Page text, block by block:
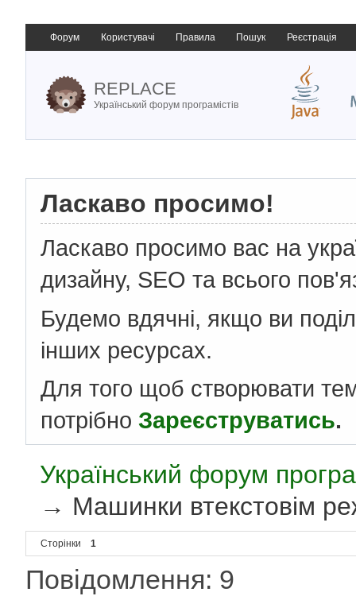
Форум Користувачі Правила Пошук Реєстрація
REPLACE
Український форум програмістів
Ласкаво просимо!
Ласкаво просимо вас на
дизайну, SEO та всього
Будемо вдячні, якщо ви
інших ресурсах.
Для того щоб створювати
потрібно Зареєструватись.
Український форум
→ Машинки втекстовім
Сторінки 1
Повідомлення: 9